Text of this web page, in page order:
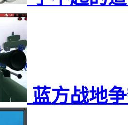
蓝方战地